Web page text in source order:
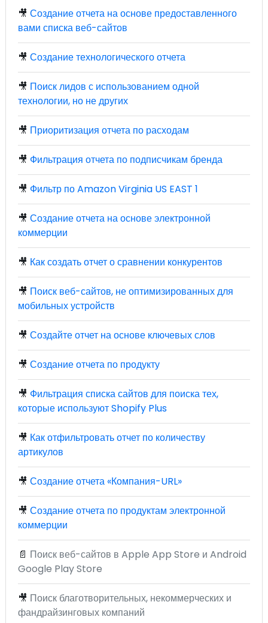
🎥 Создание отчета на основе предоставленного
вами списка веб-сайтов
🎥 Создание технологического отчета
🎥 Поиск лидов с использованием одной
технологии, но не других
🎥 Приоритизация отчета по расходам
🎥 Фильтрация отчета по подписчикам бренда
🎥 Фильтр по Amazon Virginia US EAST 1
🎥 Создание отчета на основе электронной
коммерции
🎥 Как создать отчет о сравнении конкурентов
🎥 Поиск веб-сайтов, не оптимизированных для
мобильных устройств
🎥 Создайте отчет на основе ключевых слов
🎥 Создание отчета по продукту
🎥 Фильтрация списка сайтов для поиска тех,
которые используют Shopify Plus
🎥 Как отфильтровать отчет по количеству
артикулов
🎥 Создание отчета «Компания-URL»
🎥 Создание отчета по продуктам электронной
коммерции
📄 Поиск веб-сайтов в Apple App Store и Android
Google Play Store
🎥 Поиск благотворительных, некоммерческих и
фандрайзинговых компаний